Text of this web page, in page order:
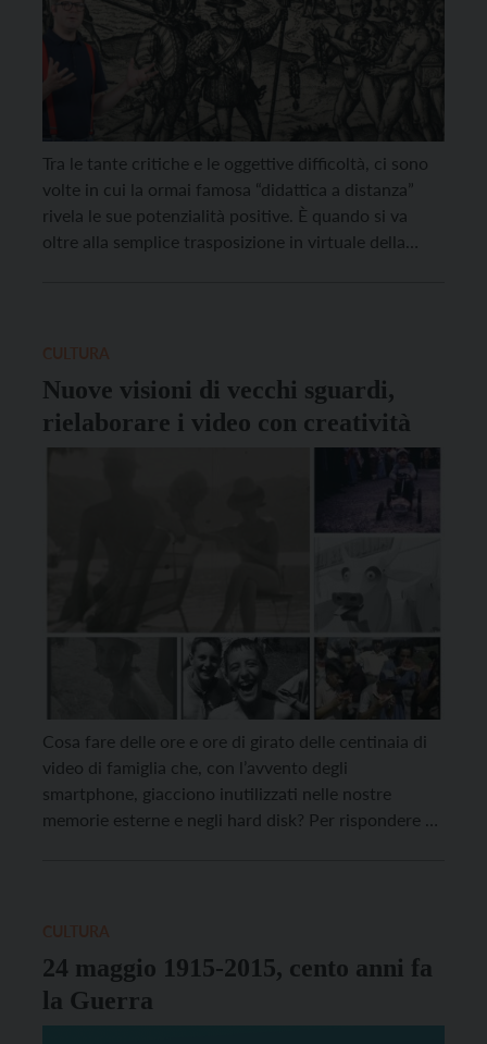
Tra le tante critiche e le oggettive difficoltà, ci sono
volte in cui la ormai famosa “didattica a distanza”
rivela le sue potenzialità positive. È quando si va
oltre alla semplice trasposizione in virtuale della
Nuove visioni di vecchi sguardi,
rielaborare i video con creatività
Cosa fare delle ore e ore di girato delle centinaia di
video di famiglia che, con l’avvento degli
smartphone, giacciono inutilizzati nelle nostre
memorie esterne e negli hard disk? Per rispondere al
24 maggio 1915-2015, cento anni fa
la Guerra